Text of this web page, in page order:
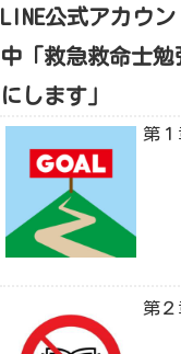
LINE公式アカウ
中「救急救命士
にします」
第
第